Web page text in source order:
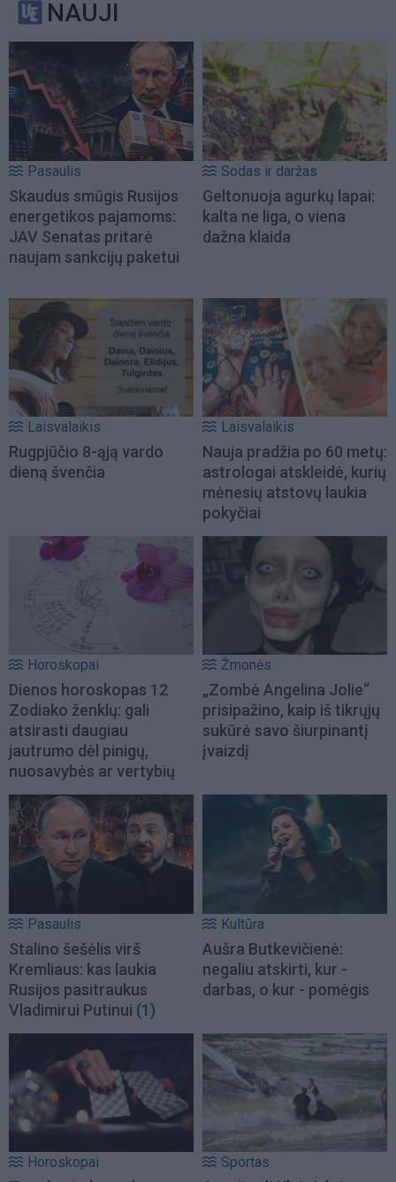
NAUJI
Pasaulis
Skaudus smūgis Rusijos
energetikos pajamoms:
JAV Senatas pritarė
naujam sankcijų paketui
Sodas ir daržas
Geltonuoja agurkų lapai:
kalta ne liga, o viena
dažna klaida
Laisvalaikis
Rugpjūčio 8-ąją vardo
dieną švenčia
Laisvalaikis
Nauja pradžia po 60 metų:
astrologai atskleidė, kurių
mėnesių atstovų laukia
pokyčiai
Horoskopai
Dienos horoskopas 12
Zodiako ženklų: gali
atsirasti daugiau
jautrumo dėl pinigų,
nuosavybės ar vertybių
Žmonės
„Zombė Angelina Jolie“
prisipažino, kaip iš tikrųjų
sukūrė savo šiurpinantį
įvaizdį
Pasaulis
Stalino šešėlis virš
Kremliaus: kas laukia
Rusijos pasitraukus
Vladimirui Putinui (1)
Kultūra
Aušra Butkevičienė:
negaliu atskirti, kur -
darbas, o kur - pomėgis
Horoskopai Sportas